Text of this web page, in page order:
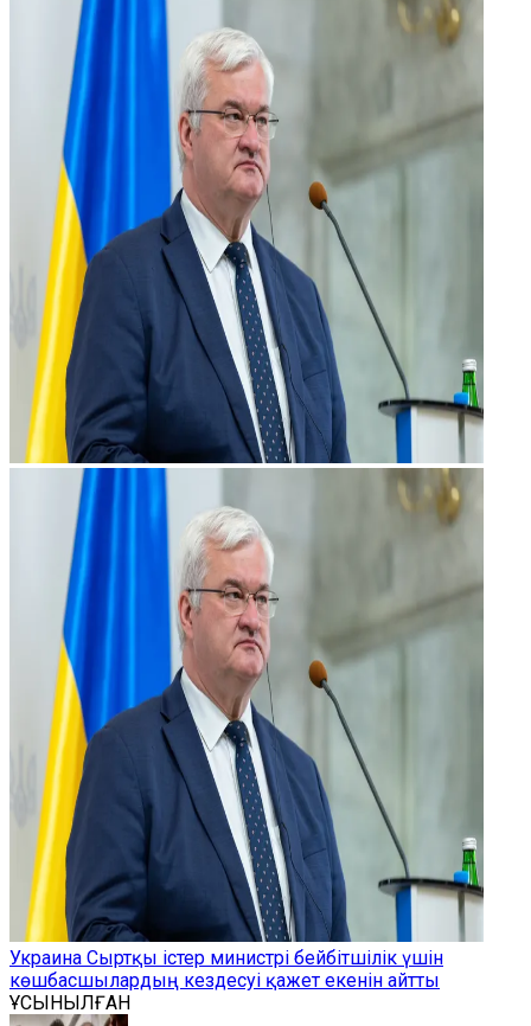
Украина Сыртқы істер министрі бейбітшілік үшін
көшбасшылардың кездесуі қажет екенін айтты
ҰСЫНЫЛҒАН